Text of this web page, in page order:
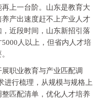
上一台阶。山东是教育大
产出速度赶不上产业人才
近段时间，山东新招引落
人以上，但省内人才培
职业教育与产业匹配调
进行梳理，从规模与规格上
匹配清单，优化人才培养